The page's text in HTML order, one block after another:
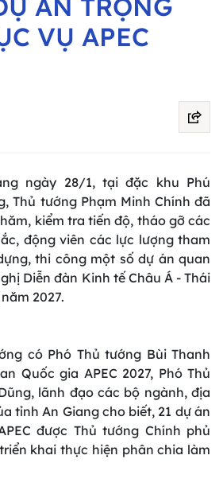
ÁN TRỌNG
VỤ APEC
ngày 28/1, tại đặc khu Phú
Thủ tướng Phạm Minh Chính đã
kiểm tra tiến độ, tháo gỡ các
động viên các lực lượng tham
thi công một số dự án quan
Diễn đàn Kinh tế Châu Á - Thái
2027.
có Phó Thủ tướng Bùi Thanh
Quốc gia APEC 2027, Phó Thủ
lãnh đạo các bộ ngành, địa
tỉnh An Giang cho biết, 21 dự án
được Thủ tướng Chính phủ
khai thực hiện phân chia làm